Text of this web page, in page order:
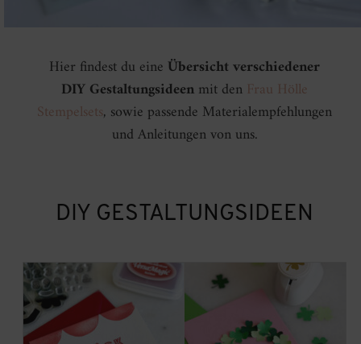
Hier findest du eine Übersicht verschiedener
DIY Gestaltungsideenmit den Frau Hölle
Stempelsets, sowie passende Materialempfehlungen
und Anleitungen von uns.
DIY GESTALTUNGSIDEEN